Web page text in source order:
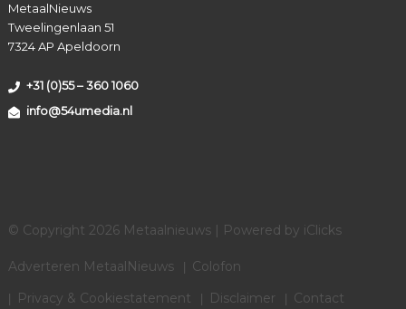
MetaalNieuws
Tweelingenlaan 51
7324 AP Apeldoorn
+31 (0)55 – 360 1060
info@54umedia.nl
© Copyright 2026 Metaalnieuws | Powered by iClicks
Adverteren MetaalNieuws
Colofon
Privacy & Cookiestatement
Disclaimer
Contact